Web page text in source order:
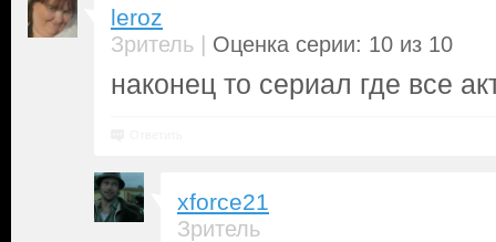
leroz
Зритель | Оценка серии: 10 из 10
наконец то сериал где все
xforce21
Зритель